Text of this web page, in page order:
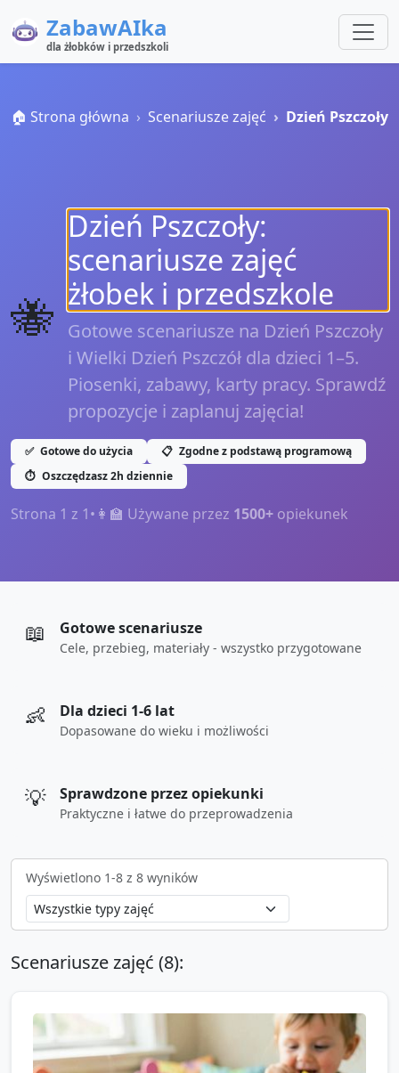
ZabawAIka
dla żłobków i przedszkoli
🏠 Strona główna Scenariusze zajęć Dzień Pszczoły
🐝
Dzień Pszczoły:
scenariusze zajęć
żłobek i przedszkole
Gotowe scenariusze na Dzień Pszczoły
i Wielki Dzień Pszczół dla dzieci 1–5.
Piosenki, zabawy, karty pracy. Sprawdź
propozycje i zaplanuj zajęcia!
✅ Gotowe do użycia 📋 Zgodne z podstawą programową
⏱️ Oszczędzasz 2h dziennie
Strona 1 z 1• 👩‍🏫 Używane przez 1500+ opiekunek
📖 Gotowe scenariusze
Cele, przebieg, materiały - wszystko przygotowane
👶 Dla dzieci 1-6 lat
Dopasowane do wieku i możliwości
💡 Sprawdzone przez opiekunki
Praktyczne i łatwe do przeprowadzenia
Wyświetlono 1-8 z 8 wyników
Scenariusze zajęć (8):